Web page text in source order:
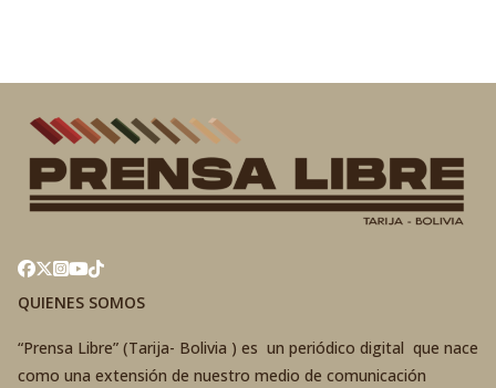
QUIENES SOMOS
“Prensa Libre” (Tarija- Bolivia ) es un periódico digital que nace
como una extensión de nuestro medio de comunicación